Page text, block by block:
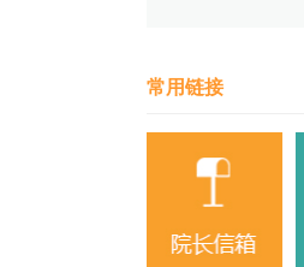
常用链接